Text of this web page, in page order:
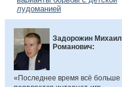
что регистрация бесплатна, а
владельцам нужно лишь
оплатить чип или метку. Новые
правила помогут сделать
контроль за питомцами более
прозрачным и системным», -
сказал общественник.
лудоманией
Задорожин Михаил
Романович:
«Последнее время всё больше